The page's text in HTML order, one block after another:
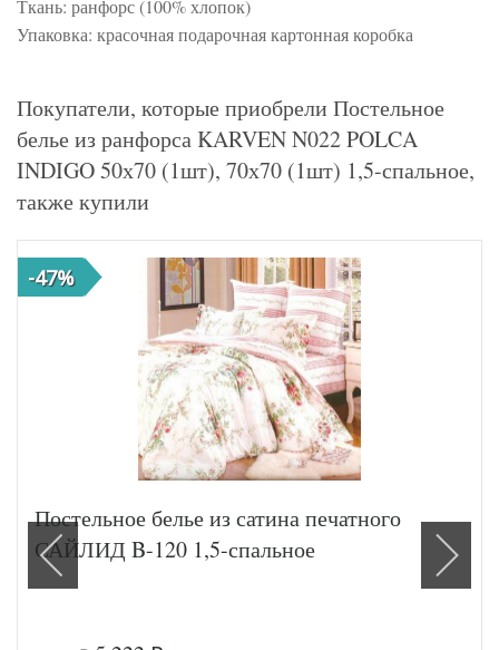
Ткань: ранфорс (100% хлопок)
Упаковка: красочная подарочная картонная коробка
Покупатели, которые приобрели Постельное
белье из ранфорса KARVEN N022 POLCA
INDIGO 50х70 (1шт), 70х70 (1шт) 1,5-спальное,
также купили
-47%
Постельное белье из сатина печатного
САЙЛИД B-120 1,5-спальное